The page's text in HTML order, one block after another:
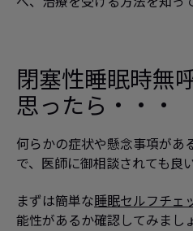
閉塞性睡眠時無
思ったら・・・
何らかの症状や懸念事項があ
で、医師に御相談されても良
まずは簡単な睡眠セルフチェ
能性があるか確認してみまし